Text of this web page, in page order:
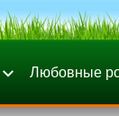
Любовные